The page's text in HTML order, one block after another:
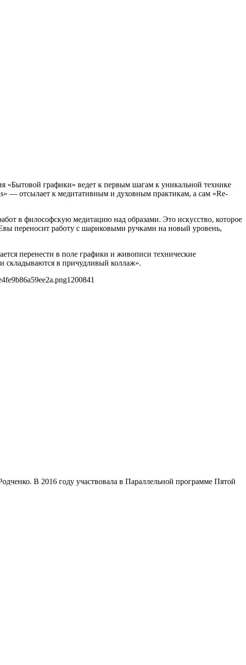
«Бытовой графики» ведет к первым шагам к уникальной технике
— отсылает к медитативным и духовным практикам, а сам «Re-
в философскую медитацию над образами. Это искусство, которое
переносит работу с шариковыми ручками на новый уровень,
перенести в поле графики и живописи технические
складываются в причудливый коллаж».
1200841
В 2016 году участвовала в Параллельной программе Пятой